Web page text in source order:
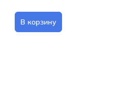
В корзину